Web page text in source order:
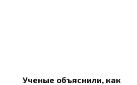
Ученые объяснили, как